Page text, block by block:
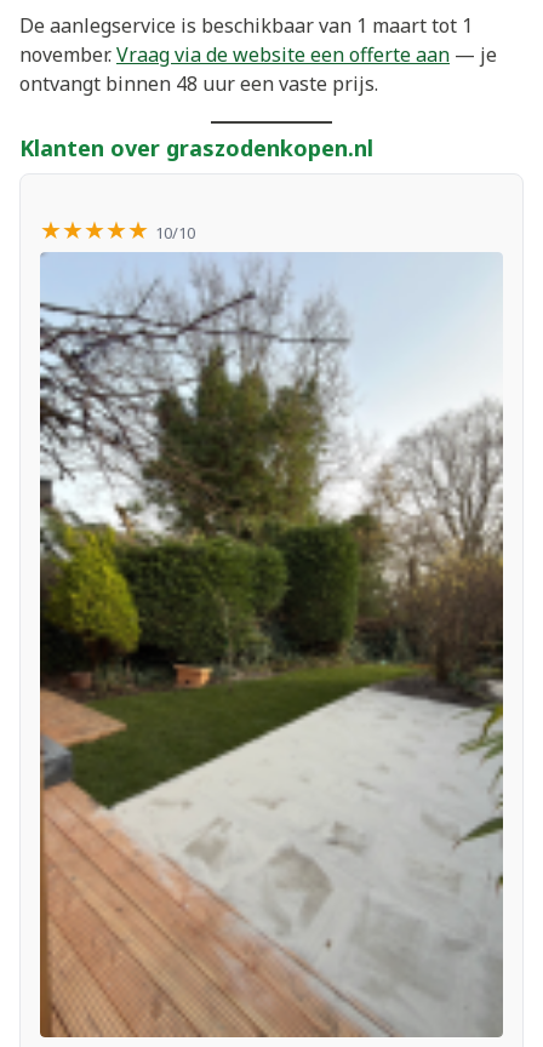
De aanlegservice is beschikbaar van 1 maart tot 1
november.Vraag via de website een offerte aan — je
ontvangt binnen 48 uur een vaste prijs.
Klanten over graszodenkopen.nl
★★★★★ 10/10